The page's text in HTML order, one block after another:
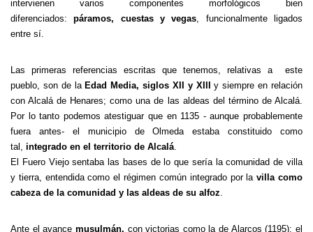
intervienen varios componentes morfológicos bien
diferenciados:páramos, cuestas y vegas, funcionalmente ligados
entre sí.
Las primeras referencias escritas que tenemos, relativas a este
pueblo, son de la Edad Media, siglos XII y XIII
y siempre en relación
con Alcalá de Henares; como una de las aldeas del término de Alcalá.
Por lo tanto podemos atestiguar que en 1135 - aunque probablemente
fuera antes- el municipio de Olmeda estaba constituido como
tal, integrado en el territorio de Alcalá.
El Fuero Viejo sentaba las bases de lo que sería la comunidad de villa
y tierra, entendida como el régimen común integrado por lavilla como
cabeza de la comunidad y las aldeas de su alfoz.
Ante el avance musulmán, con victorias como la de Alarcos (1195); el